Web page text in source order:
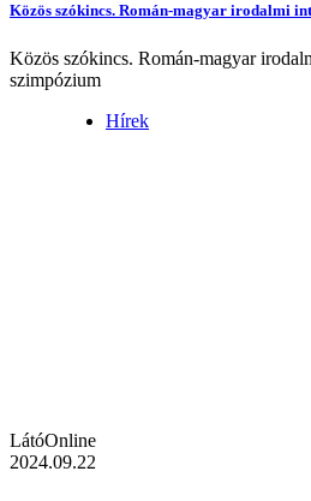
Közös szókincs. Román-magyar irodalmi
Közös szókincs. Román-magyar
szimpózium
Hírek
LátóOnline
2024.09.22